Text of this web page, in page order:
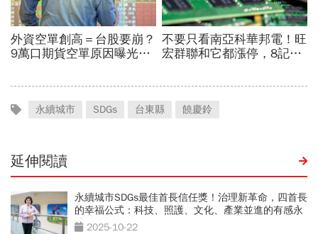
永續城市 SDGs 台東縣 饒慶鈴
延伸閱讀
永續城市SDGs最佳首長信任獎！治理新革命，四首長
的幸福公式：科技、照護、文化、產業並進的有感永
續 2025-10-22